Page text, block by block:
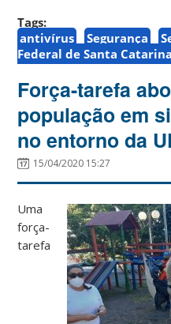
Tags:
antivírus
Segurança
Federal de Santa Catarina
Força-tarefa
população em
no entorno da
15/04/2020 15:27
Uma
força-
tarefa